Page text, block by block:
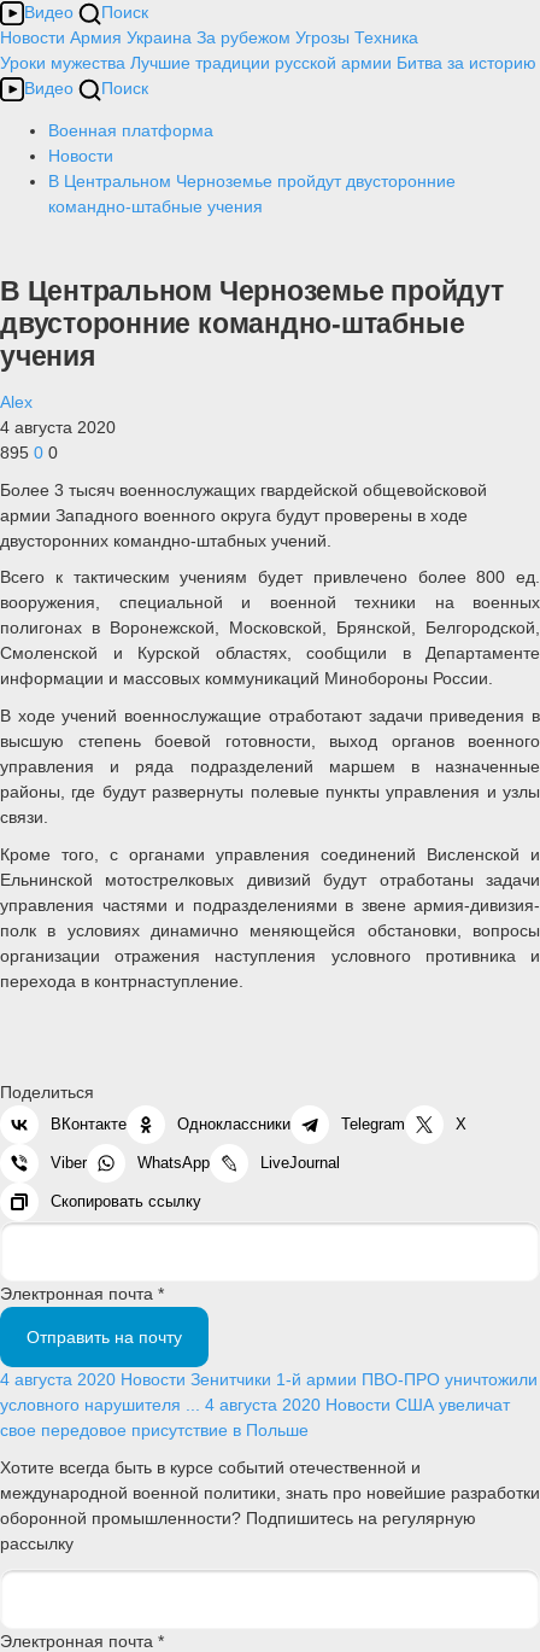
Видео
Поиск
Новости Армия Украина За рубежом Угрозы Техника
Уроки мужества Лучшие традиции русской армии Битва за историю
Видео
Поиск
Военная платформа
Новости
В Центральном Черноземье пройдут двусторонние
командно-штабные учения
В Центральном Черноземье пройдут
двусторонние командно-штабные
учения
Alex
4 августа 2020
895 0 0
Более 3 тысяч военнослужащих гвардейской общевойсковой
армии Западного военного округа будут проверены в ходе
двусторонних командно-штабных учений.
Всего к тактическим учениям будет привлечено более 800 ед.
вооружения, специальной и военной техники на военных
полигонах в Воронежской, Московской, Брянской, Белгородской,
Смоленской и Курской областях, сообщили в Департаменте
информации и массовых коммуникаций Минобороны России.
В ходе учений военнослужащие отработают задачи приведения в
высшую степень боевой готовности, выход органов военного
управления и ряда подразделений маршем в назначенные
районы, где будут развернуты полевые пункты управления и узлы
связи.
Кроме того, с органами управления соединений Висленской и
Ельнинской мотострелковых дивизий будут отработаны задачи
управления частями и подразделениями в звене армия-дивизия-
полк в условиях динамично меняющейся обстановки, вопросы
организации отражения наступления условного противника и
перехода в контрнаступление.
Поделиться
ВКонтакте Одноклассники Telegram X
Viber WhatsApp LiveJournal
Скопировать ссылку
Электронная почта *
Отправить на почту
4 августа 2020 Новости Зенитчики 1-й армии ПВО-ПРО уничтожили
условного нарушителя ... 4 августа 2020 Новости США увеличат
свое передовое присутствие в Польше
Хотите всегда быть в курсе событий отечественной и
международной военной политики, знать про новейшие разработки
оборонной промышленности? Подпишитесь на регулярную
рассылку
Электронная почта *